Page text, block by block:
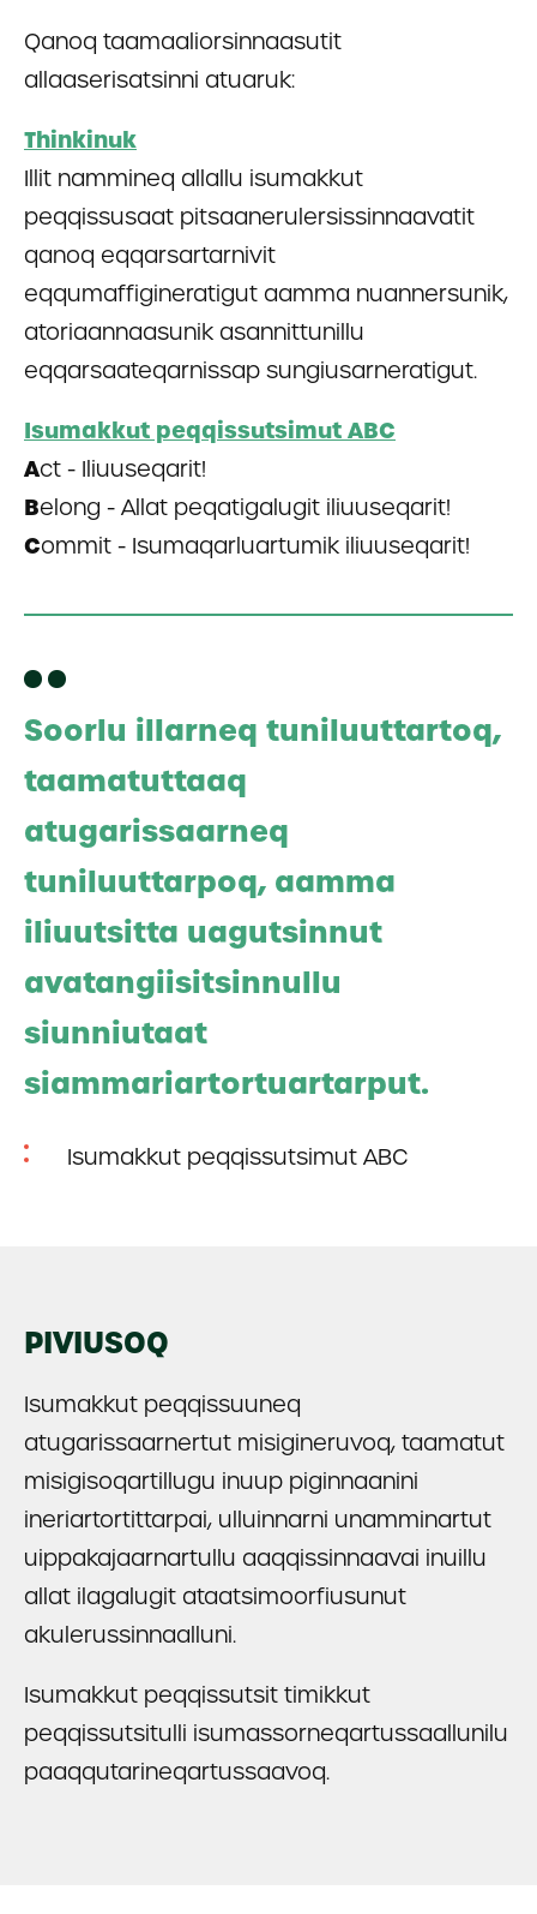
Qanoq taamaaliorsinnaasutit
allaaserisatsinni atuaruk:
Thinkinuk
Illit nammineq allallu isumakkut
peqqissusaat pitsaanerulersissinnaavatit
qanoq eqqarsartarnivit
eqqumaffigineratigut aamma nuannersunik,
atoriaannaasunik asannittunillu
eqqarsaateqarnissap sungiusarneratigut.
Isumakkut peqqissutsimut ABC
Act - Iliuuseqarit!
Belong - Allat peqatigalugit iliuuseqarit!
Commit - Isumaqarluartumik iliuuseqarit!
Soorlu illarneq tuniluuttartoq,
taamatuttaaq
atugarissaarneq
tuniluuttarpoq, aamma
iliuutsitta uagutsinnut
avatangiisitsinnullu
siunniutaat
siammariartortuartarput.
Isumakkut peqqissutsimut ABC
PIVIUSOQ
Isumakkut peqqissuuneq
atugarissaarnertut misigineruvoq, taamatut
misigisoqartillugu inuup piginnaanini
ineriartortittarpai, ulluinnarni unamminartut
uippakajaarnartullu aaqqissinnaavai inuillu
allat ilagalugit ataatsimoorfiusunut
akulerussinnaalluni.
Isumakkut peqqissutsit timikkut
peqqissutsitulli isumassorneqartussaallunilu
paaqqutarineqartussaavoq.